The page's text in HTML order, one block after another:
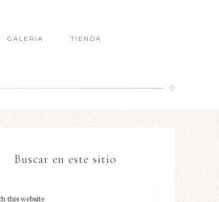
GALERIA TIENDA
Buscar en este sitio